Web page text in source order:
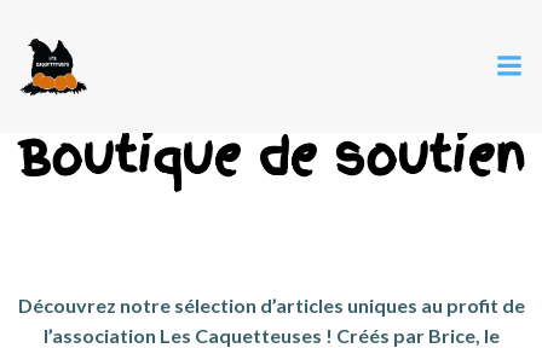
Boutique de soutien
Découvrez notre sélection d’articles uniques au profit de
l’association Les Caquetteuses ! Créés par Brice, le